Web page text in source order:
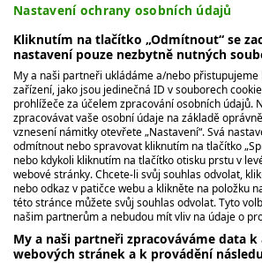
SrdcemMemorialuzůstává Muirfield
hřiště, kteréJack Nicklauspostavil v
doby ho neustále vylepšuje.
Po prvním kole se na čele usadila
Clark,J.J. Spaun,Tommy Fleetwood
skóre67 ran(-5). Obhájce titulu
vlažněji (+1), zatímco hvězdy jako
Spiethjsou po úvodních 18 jamkách v
se skóre ( -1).
Nastavení ochrany osobních údajů
Kliknutím na tlačítko „Odmítnout“ se
nastavení pouze nezbytně nutných
My a naši partneři ukládáme a/nebo
zařízení, jako jsou jedinečná ID v souborech
prohlížeče za účelem zpracování osobních údajů.
zpracovávat vaše osobní údaje na základě
vznesení námitky otevřete „Nastavení“. Svá
odmítnout nebo spravovat kliknutím na tlačítko
nebo kdykoli kliknutím na tlačítko otisku prstu v
webové stránky. Chcete-li svůj souhlas odvolat,
nebo odkaz v patičce webu a klikněte na položku
této stránce můžete svůj souhlas odvolat. Tyto
našim partnerům a nebudou mít vliv na údaje o
My a naši partneři zpracováváme data
webových stránek a k provádění